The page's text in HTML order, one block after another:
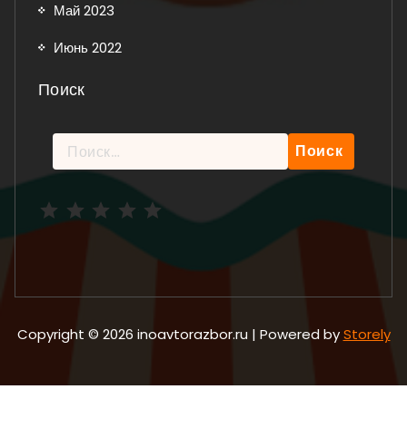
Май 2023
Июнь 2022
Поиск
Найти:
Copyright © 2026 inoavtorazbor.ru | Powered byStorely